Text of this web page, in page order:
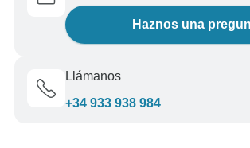
Haznos una
Llámanos
+34 933 938 984